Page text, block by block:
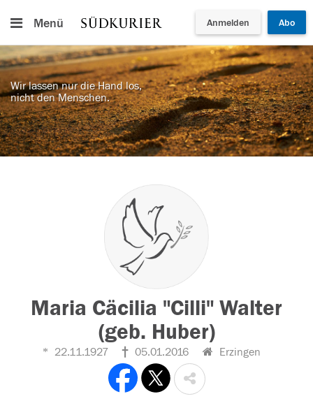
Menü Anmelden Abo
Wir lassen nur die Hand los,
nicht den Menschen.
Maria Cäcilia "Cilli" Walter
(geb. Huber)
22.11.1927 05.01.2016 Erzingen